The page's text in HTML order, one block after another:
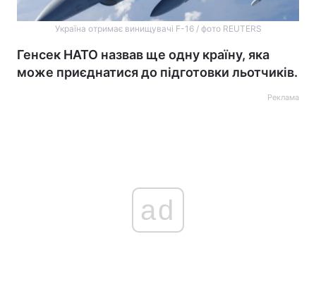
Україна отримає винищувачі F-16 / фото REUTERS
Генсек НАТО назвав ще одну країну, яка
може приєднатися до підготовки льотчиків.
Реклама
ad